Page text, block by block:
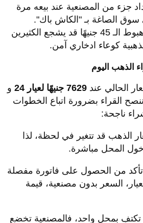
جزء من المصنعية عند بيعه مرة
الصاغة بـ "الكاش باك".
الاستقرار الحالي بعد هبوط الـ 45 جنيهًا قد يشجع الكثيرين
كوعاء ادخاري آمن.
الذهب اليوم
الحالي عند 7629 جنيهًا لعيار 24
و
القراء بضرورة اتباع الخطوات
ناجحة:
الذهب قد تتغير في لحظة، لذا
المحل مباشرة.
تأكد من الحصول على فاتورة مفصلة
السعر بدون مصنعية، قيمة
تكتفِ بمحل واحد، فالمصنعية تخضع